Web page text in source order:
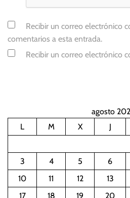
Recibir un correo electrónico
comentarios a esta entrada.
Recibir un correo electrónico
agosto
L
M X J
3
4 5 6
10
11 12 13
17
18 19 20